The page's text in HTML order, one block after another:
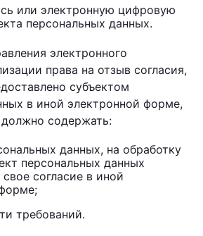
или электронную цифровую
персональных данных.
электронного
права на отзыв согласия,
субъектом
в иной электронной форме,
содержать:
данных, на обработку
персональных данных
согласие в иной
требований.